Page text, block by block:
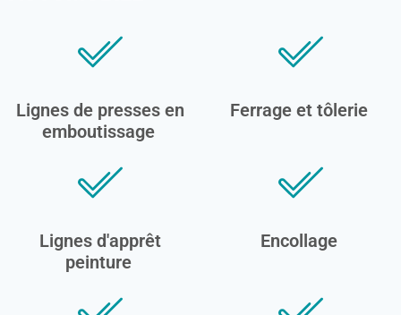
Lignes de presses en
emboutissage
Ferrage et tôlerie
Lignes d'apprêt
peinture
Encollage